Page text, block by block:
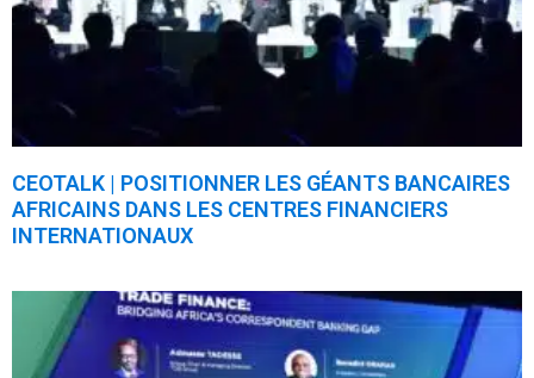
CEOTALK | POSITIONNER LES GÉANTS BANCAIRES
AFRICAINS DANS LES CENTRES FINANCIERS
INTERNATIONAUX